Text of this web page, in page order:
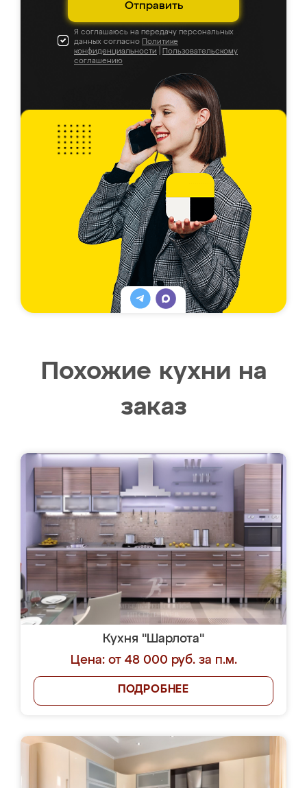
Отправить
Я соглашаюсь на передачу персональных
данных согласно Политике
конфиденциальности
Пользовательскому
соглашению
Похожие кухни на
заказ
Кухня "Шарлота"
Цена: от 48 000 руб. за п.м.
ПОДРОБНЕЕ